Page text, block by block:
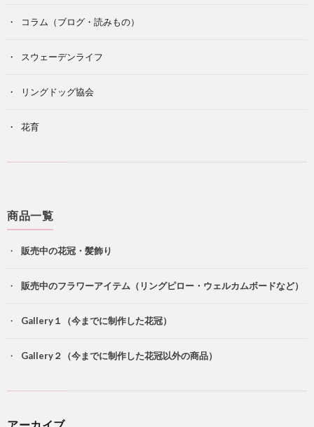
コラム（ブログ・読みもの）
スウェーデンライフ
リングドッグ協会
花育
商品一覧
販売中の花冠・髪飾り
販売中のフラワーアイテム（リングピロー・ウェルカムボードなど）
Gallery１（今までに制作した花冠）
Gallery２（今までに制作した花冠以外の商品）